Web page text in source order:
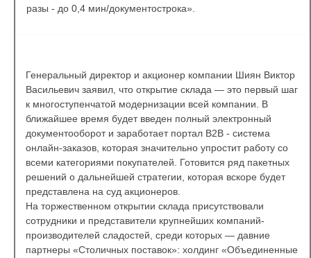
разы - до 0,4 мин/документострока».
Генеральный директор и акционер компании Шиян Виктор
Васильевич заявил, что открытие склада — это первый шаг
к многоступенчатой модернизации всей компании. В
ближайшее время будет введен полный электронный
документооборот и заработает портал В2B - система
онлайн-заказов, которая значительно упростит работу со
всеми категориями покупателей. Готовится ряд пакетных
решений о дальнейшей стратегии, которая вскоре будет
представлена на суд акционеров.
На торжественном открытии склада присутствовали
сотрудники и представители крупнейших компаний-
производителей сладостей, среди которых — давние
партнеры «Столичных поставок»: холдинг «Объединенные